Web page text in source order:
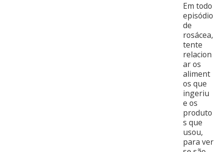
Em todo
episódio
de
rosácea,
tente
relacion
ar os
aliment
os que
ingeriu
e os
produto
s que
usou,
para ver